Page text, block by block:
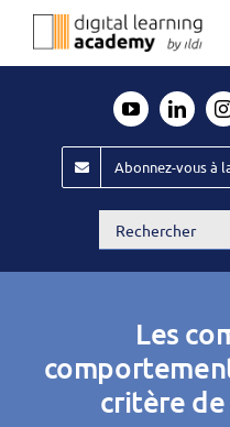
Passer
Évènements ILDI
Offres d’emploi
Abonnez-vous à
Rechercher:
Les
critère